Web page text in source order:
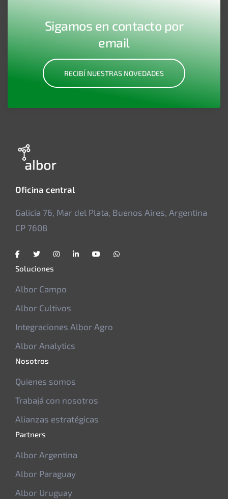
Sigamos en contacto por
email
RECIBÍ NUESTRAS NOVEDADES
Oficina central
Galicia 76, Mar del Plata, Buenos Aires, Argentina
CP 7608
Soluciones
Albor Campo
Albor Cultivos
Integraciones Albor Agro
Albor Analytics
Nosotros
Quienes somos
Trabajá con nosotros
Alianzas estratégicas
Partners
Albor Argentina
Albor Paraguay
Albor Uruguay